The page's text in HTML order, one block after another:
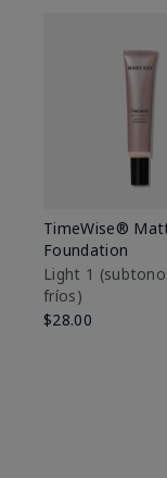
TimeWise®
Foundation
Light 1​
fríos)
$28.00